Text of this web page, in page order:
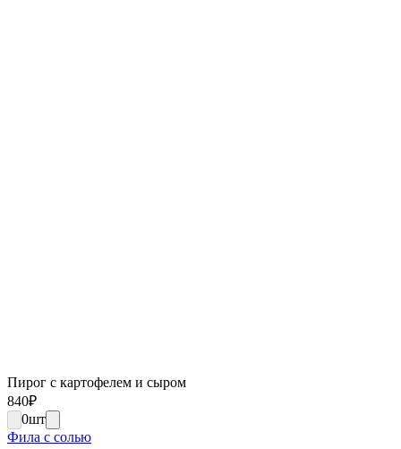
Пирог с картофелем и сыром
840₽
0шт
Фила с солью